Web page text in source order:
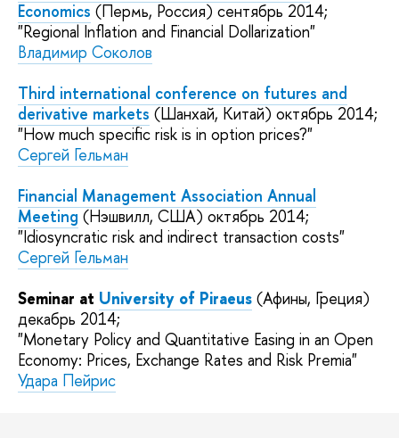
Economics (Пермь, Россия) сентябрь 2014;
"Regional Inflation and Financial Dollarization"
Владимир Соколов
Third international conference on futures and
derivative markets (Шанхай, Китай) октябрь 2014;
"How much specific risk is in option prices?"
Сергей Гельман
Financial Management Association Annual
Meeting (Нэшвилл, США) октябрь 2014;
"Idiosyncratic risk and indirect transaction costs"
Сергей Гельман
Seminar at University of Piraeus (Афины, Греция)
декабрь 2014;
"Monetary Policy and Quantitative Easing in an Open
Economy: Prices, Exchange Rates and Risk Premia"
Удара Пейрис